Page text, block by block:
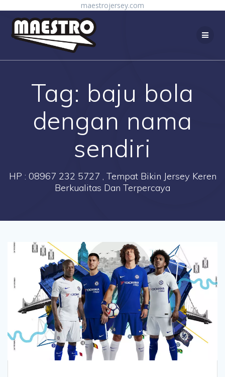
maestrojersey.com
Tag: baju bola
dengan nama
sendiri
HP : 08967 232 5727 , Tempat Bikin Jersey Keren
Berkualitas Dan Terpercaya